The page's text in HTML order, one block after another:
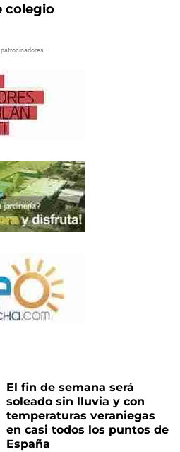
colegio
–
El fin de semana será
soleado sin lluvia y con
temperaturas veraniegas
en casi todos los puntos de
España